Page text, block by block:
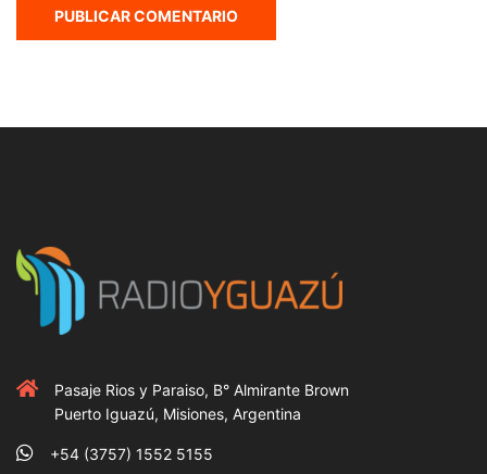
Pasaje Rios y Paraiso, B° Almirante Brown
Puerto Iguazú, Misiones, Argentina
+54 (3757) 1552 5155